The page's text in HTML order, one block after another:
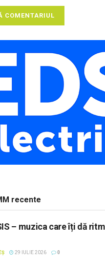
recente
– muzica care îți dă
29 IULIE 2026 0